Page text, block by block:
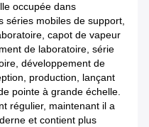
occupée dans
séries mobiles de support,
capot de vapeur
de laboratoire, série
développement de
production, lançant
pointe à grande échelle.
régulier, maintenant il a
et contient plus